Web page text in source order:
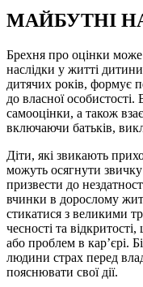
МАЙБУТНІ
Брехня про оцінки може
наслідки у житті
дитячих років, формує
до власної
самооцінки, а також
включаючи батьків,
Діти, які звикають
можуть осягнути
призвести до
вчинки в дорослому
стикатися з великими
чесності та
або проблем в кар’єрі.
людини страх перед
пояснювати свої дії.